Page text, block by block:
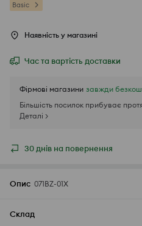
Basic
Наявність у магазині
Час та вартість доставки
Фірмові магазини завжди
Більшість посилок прибуває
Деталі >
30 днів на повернення
Опис 071BZ-01X
Склад